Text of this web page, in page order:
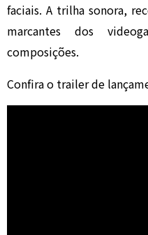
faciais. A trilha sonora,
marcantes dos
composições.
Confira o trailer de